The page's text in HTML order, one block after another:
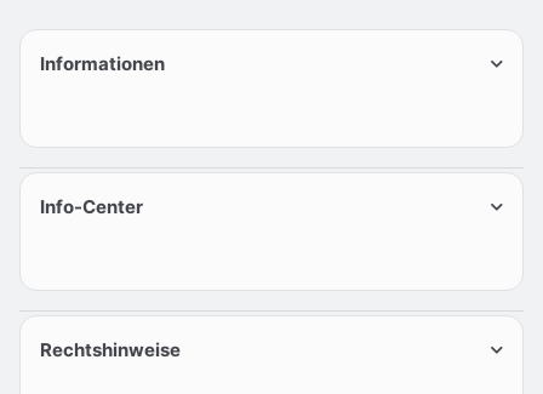
Informationen
Info-Center
Rechtshinweise